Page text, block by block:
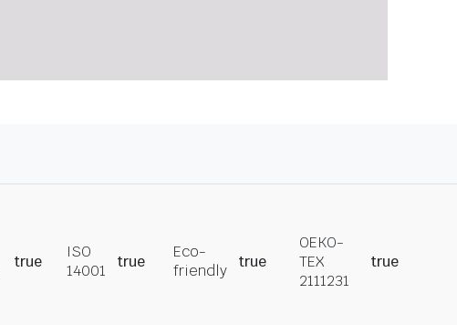
true
ISO
14001
true
Eco-
friendly
true
OEKO-
TEX
2111231
true